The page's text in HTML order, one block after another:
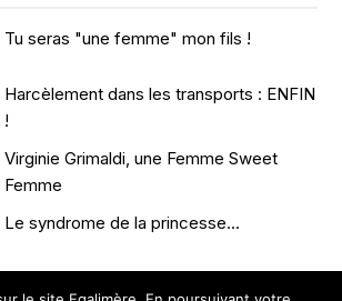
Tu seras "une femme" mon fils !
Harcèlement dans les transports : ENFIN
!
Virginie Grimaldi, une Femme Sweet
Femme
Le syndrome de la princesse...